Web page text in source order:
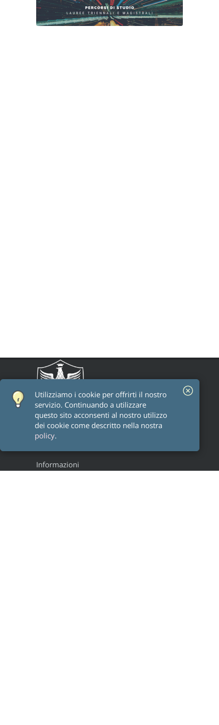
Informazioni
Utilizziamo i cookie per offrirti il ​​nostro
servizio. Continuando a utilizzare
questo sito acconsenti al nostro utilizzo
dei cookie come descritto nella nostra
policy.